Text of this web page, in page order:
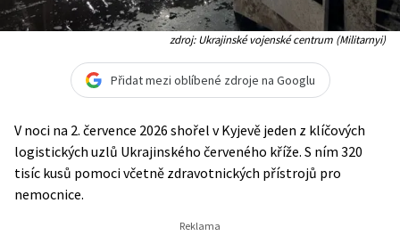
zdroj: Ukrajinské vojenské centrum (Militarnyi)
Přidat mezi oblíbené zdroje na Googlu
V noci na 2. července 2026 shořel v Kyjevě jeden z klíčových
logistických uzlů Ukrajinského červeného kříže. S ním 320
tisíc kusů pomoci včetně zdravotnických přístrojů pro
nemocnice.